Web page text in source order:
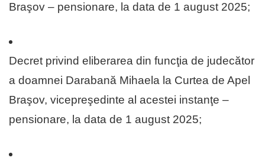
Braşov – pensionare, la data de 1 august 2025;
Decret privind eliberarea din funcţia de judecător
a doamnei Darabană Mihaela la Curtea de Apel
Braşov, vicepreşedinte al acestei instanţe –
pensionare, la data de 1 august 2025;